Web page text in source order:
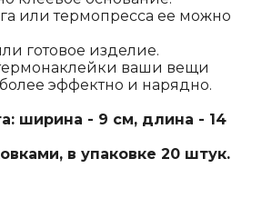
или термопресса ее можно
готовое изделие.
ваши вещи
эффектно и нарядно.
ширина - 9 см, длина - 14
в упаковке 20 штук.